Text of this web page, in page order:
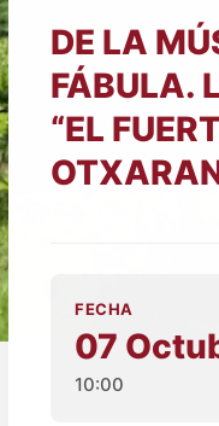
DE LA
FÁBULA.
“EL
FECHA
07
10:00